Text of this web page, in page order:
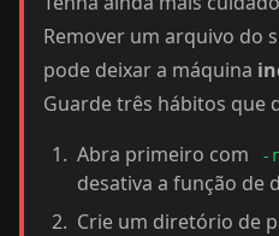
Remover um arquivo do
pode deixar a máquina
Guarde três hábitos que
Abra primeiro com
-r
desativa a função de
Crie um diretório de